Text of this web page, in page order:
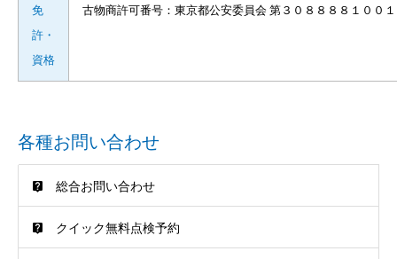
免
許・
資格
古物商許可番号：東京都公安委員会 第３０８８８８１００
各種お問い合わせ
総合お問い合わせ
クイック無料点検予約